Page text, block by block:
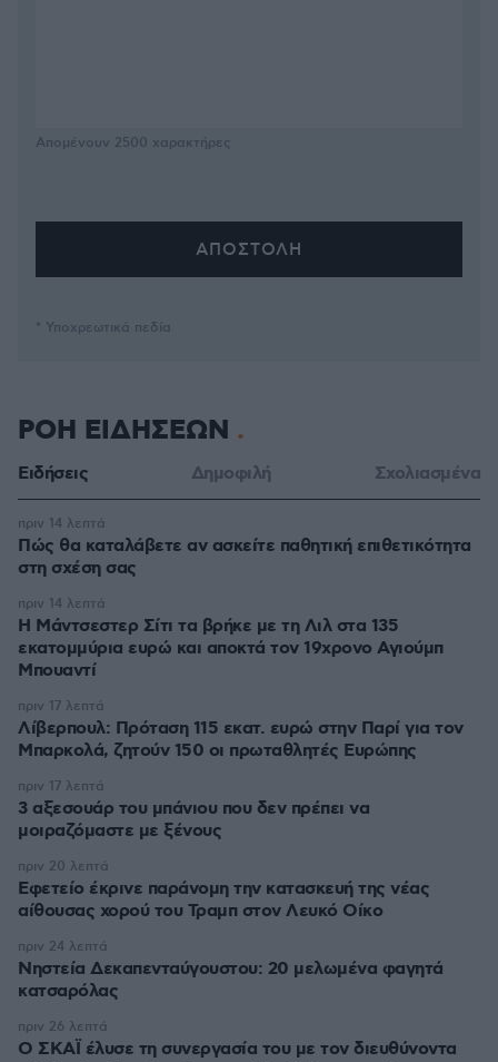
Απομένουν 2500 χαρακτήρες
* Υποχρεωτικά πεδία
ΡΟΗ ΕΙΔΗΣΕΩΝ
Ειδήσεις Δημοφιλή Σχολιασμένα
Πώς θα καταλάβετε αν ασκείτε παθητική επιθετικότητα
στη σχέση σας
πριν 14 λεπτά
Η Μάντσεστερ Σίτι τα βρήκε με τη Λιλ στα 135
εκατομμύρια ευρώ και αποκτά τον 19χρονο Αγιούμπ
Μπουαντί
πριν 14 λεπτά
Λίβερπουλ: Πρόταση 115 εκατ. ευρώ στην Παρί για τον
Μπαρκολά, ζητούν 150 οι πρωταθλητές Ευρώπης
πριν 17 λεπτά
3 αξεσουάρ του μπάνιου που δεν πρέπει να
μοιραζόμαστε με ξένους
πριν 17 λεπτά
Εφετείο έκρινε παράνομη την κατασκευή της νέας
αίθουσας χορού του Τραμπ στον Λευκό Οίκο
πριν 20 λεπτά
Νηστεία Δεκαπενταύγουστου: 20 μελωμένα φαγητά
κατσαρόλας
πριν 24 λεπτά
Ο ΣΚΑΪ έλυσε τη συνεργασία του με τον διευθύνοντα
πριν 26 λεπτά